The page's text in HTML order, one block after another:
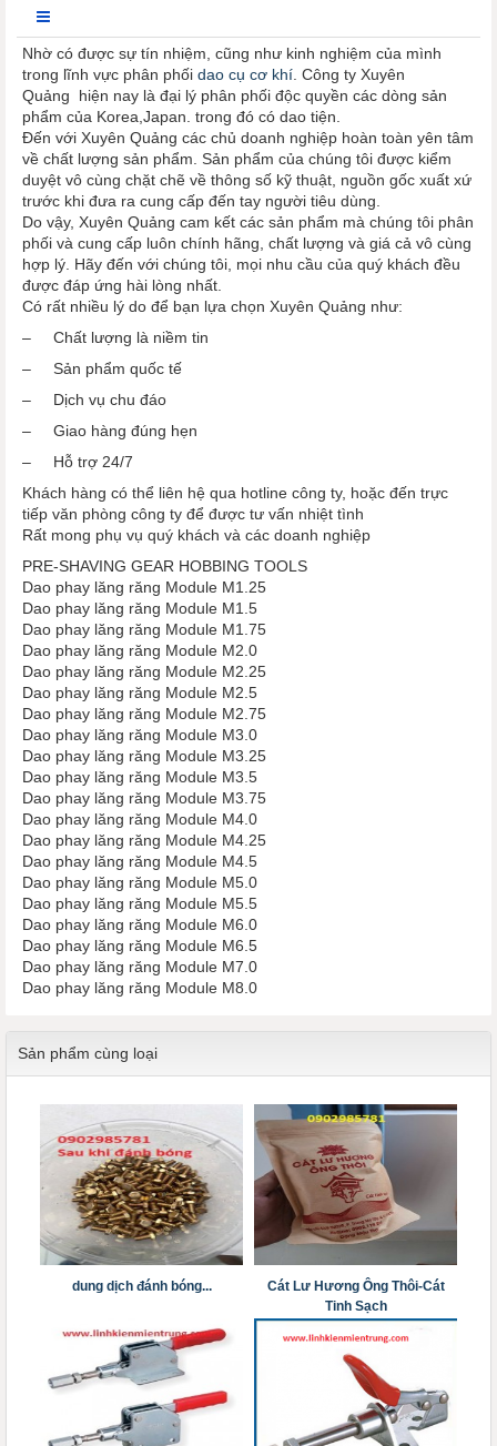
Nhờ có được sự tín nhiệm, cũng như kinh nghiệm của mình
trong lĩnh vực phân phối dao cụ cơ khí . Công ty Xuyên
Quảng hiện nay là đại lý phân phối độc quyền các dòng sản
phẩm của Korea,Japan. trong đó có dao tiện.
Đến với Xuyên Quảng các chủ doanh nghiệp hoàn toàn yên tâm
về chất lượng sản phẩm. Sản phẩm của chúng tôi được kiểm
duyệt vô cùng chặt chẽ về thông số kỹ thuật, nguồn gốc xuất xứ
trước khi đưa ra cung cấp đến tay người tiêu dùng.
Do vậy, Xuyên Quảng cam kết các sản phẩm mà chúng tôi phân
phối và cung cấp luôn chính hãng, chất lượng và giá cả vô cùng
hợp lý. Hãy đến với chúng tôi, mọi nhu cầu của quý khách đều
được đáp ứng hài lòng nhất.
Có rất nhiều lý do để bạn lựa chọn Xuyên Quảng như:
– Chất lượng là niềm tin
– Sản phẩm quốc tế
– Dịch vụ chu đáo
– Giao hàng đúng hẹn
– Hỗ trợ 24/7
Khách hàng có thể liên hệ qua hotline công ty, hoặc đến trực
tiếp văn phòng công ty để được tư vấn nhiệt tình
Rất mong phụ vụ quý khách và các doanh nghiệp
PRE-SHAVING GEAR HOBBING TOOLS
Dao phay lăng răng Module M1.25
Dao phay lăng răng Module M1.5
Dao phay lăng răng Module M1.75
Dao phay lăng răng Module M2.0
Dao phay lăng răng Module M2.25
Dao phay lăng răng Module M2.5
Dao phay lăng răng Module M2.75
Dao phay lăng răng Module M3.0
Dao phay lăng răng Module M3.25
Dao phay lăng răng Module M3.5
Dao phay lăng răng Module M3.75
Dao phay lăng răng Module M4.0
Dao phay lăng răng Module M4.25
Dao phay lăng răng Module M4.5
Dao phay lăng răng Module M5.0
Dao phay lăng răng Module M5.5
Dao phay lăng răng Module M6.0
Dao phay lăng răng Module M6.5
Dao phay lăng răng Module M7.0
Dao phay lăng răng Module M8.0
Sản phẩm cùng loại
dung dịch đánh bóng...
Cát Lư Hương Ông Thôi-Cát
Tinh Sạch